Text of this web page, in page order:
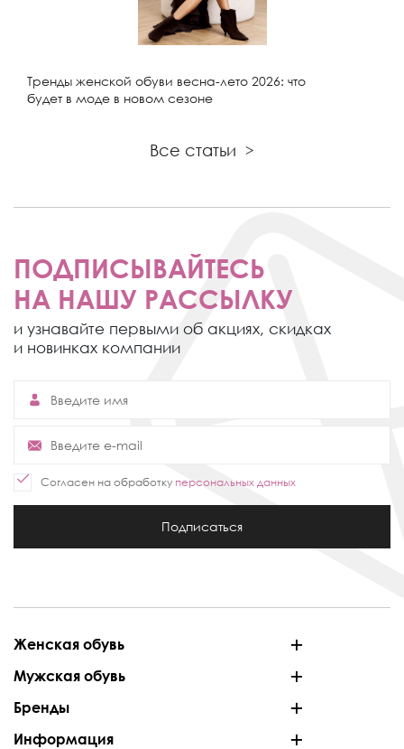
Тренды женской обуви весна-лето 2026: что
будет в моде в новом сезоне
Все статьи >
ПОДПИСЫВАЙТЕСЬ
НА НАШУ РАССЫЛКУ
и узнавайте первыми об акциях, скидках
и новинках компании
Согласен на обработку персональных данных
Подписаться
Женская обувь
Мужская обувь
Бренды
Информация